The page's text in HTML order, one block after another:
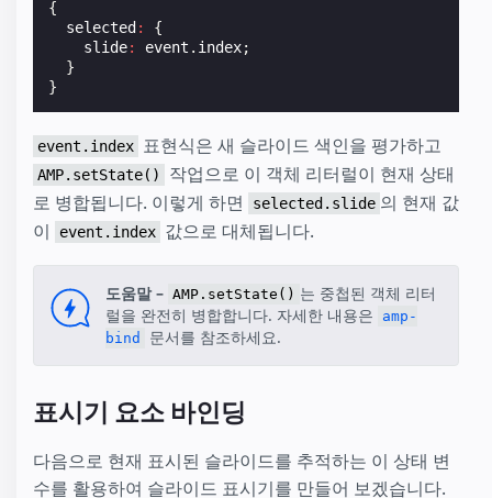
{
selected :
{
slide: event . index;
}
}
event.index 표현식은 새 슬라이드 색인을 평가하고
AMP.setState()
작업으로 이 객체 리터럴이 현재 상태
로 병합됩니다. 이렇게 하면
selected.slide 의 현재 값
이
event.index 값으로 대체됩니다.
도움말 – AMP.setState() 는 중첩된 객체 리터
럴을 완전히 병합합니다. 자세한 내용은
amp-
bind
문서를 참조하세요.
표시기 요소 바인딩
다음으로 현재 표시된 슬라이드를 추적하는 이 상태 변
수를 활용하여 슬라이드 표시기를 만들어 보겠습니다.